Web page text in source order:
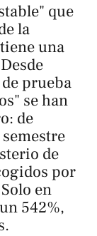
que
la
una
prueba
se han
de
de
por
en
542%,